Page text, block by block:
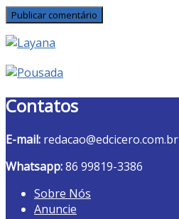
Contatos
E-mail: redacao@edcicero.com.br
Whatsapp:86 99819-3386
Sobre Nós
Anuncie